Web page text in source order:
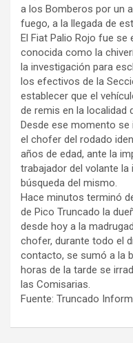
a los Bomberos por un
fuego, a la llegada de
El Fiat Palio Rojo fue
conocida como la
la investigación para
los efectivos de la
establecer que el
de remis en la localidad
Desde ese momento
el chofer del rodado
años de edad, ante la
trabajador del volante
búsqueda del mismo.
Hace minutos terminó
de Pico Truncado la
desde hoy a la
chofer, durante todo el
contacto, se sumó a la
horas de la tarde se
las Comisarias.
Fuente: Truncado